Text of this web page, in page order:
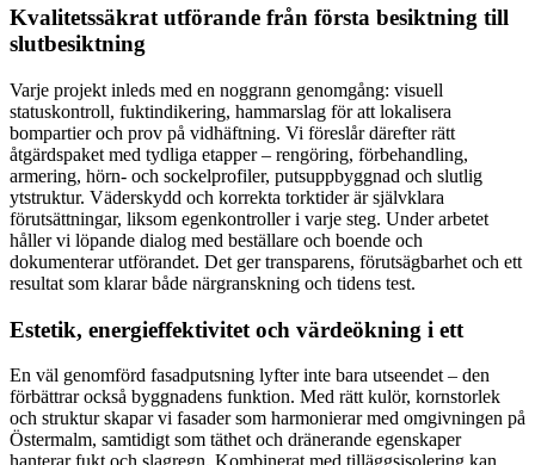
Kvalitetssäkrat utförande från första besiktning till
slutbesiktning
Varje projekt inleds med en noggrann genomgång: visuell
statuskontroll, fuktindikering, hammarslag för att lokalisera
bompartier och prov på vidhäftning. Vi föreslår därefter rätt
åtgärdspaket med tydliga etapper – rengöring, förbehandling,
armering, hörn- och sockelprofiler, putsuppbyggnad och slutlig
ytstruktur. Väderskydd och korrekta torktider är självklara
förutsättningar, liksom egenkontroller i varje steg. Under arbetet
håller vi löpande dialog med beställare och boende och
dokumenterar utförandet. Det ger transparens, förutsägbarhet och ett
resultat som klarar både närgranskning och tidens test.
Estetik, energieffektivitet och värdeökning i ett
En väl genomförd fasadputsning lyfter inte bara utseendet – den
förbättrar också byggnadens funktion. Med rätt kulör, kornstorlek
och struktur skapar vi fasader som harmonierar med omgivningen på
Östermalm, samtidigt som täthet och dränerande egenskaper